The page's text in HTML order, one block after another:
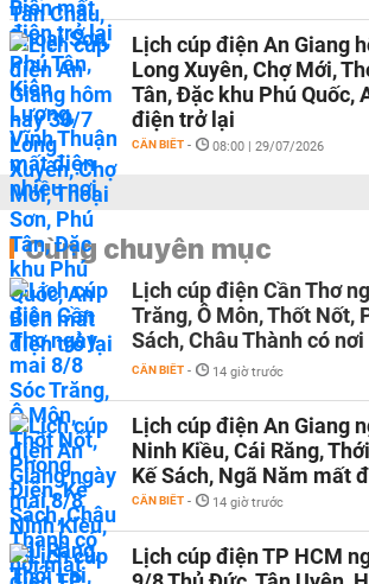
Lịch cúp điện An Giang
Long Xuyên, Chợ Mới,
Tân, Đặc khu Phú Quốc,
điện trở lại
CẦN BIẾT - 08:00 | 29/07/2026
Cùng chuyên mục
Lịch cúp điện Cần Thơ
Trăng, Ô Môn, Thốt Nốt,
Sách, Châu Thành có
CẦN BIẾT - 14 giờ trước
Lịch cúp điện An Giang
Ninh Kiều, Cái Răng,
Kế Sách, Ngã Năm mất
CẦN BIẾT - 14 giờ trước
Lịch cúp điện TP HCM